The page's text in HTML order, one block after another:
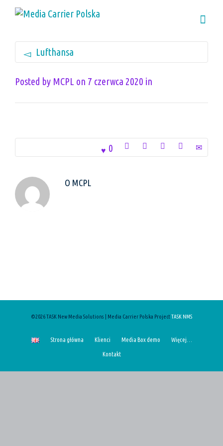
Lufthansa
Posted by MCPL on 7 czerwca 2020 in
0
O MCPL
©2026 TASK New Media Solutions | Media Carrier Polska ProjectTASK NMS
Strona główna Klienci Media Box demo Więcej…
Kontakt